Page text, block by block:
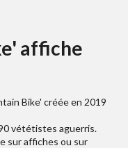
affiche
Bike' créée en 2019
vététistes aguerris.
sur affiches ou sur